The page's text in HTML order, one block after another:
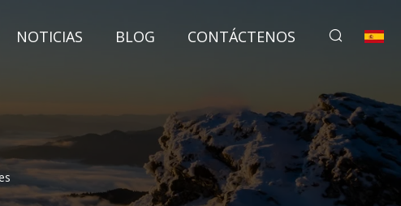
NOTICIAS BLOG CONTÁCTENOS